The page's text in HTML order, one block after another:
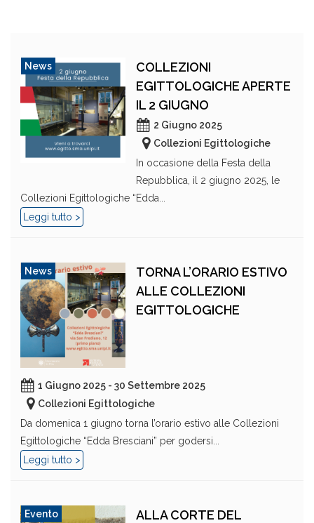
News
COLLEZIONI
EGITTOLOGICHE APERTE
IL 2 GIUGNO
2 Giugno 2025
Collezioni Egittologiche
In occasione della Festa della
Repubblica, il 2 giugno 2025, le
Collezioni Egittologiche “Edda...
Leggi tutto >
News
TORNA L’ORARIO ESTIVO
ALLE COLLEZIONI
EGITTOLOGICHE
1 Giugno 2025 - 30 Settembre 2025
Collezioni Egittologiche
Da domenica 1 giugno torna l’orario estivo alle Collezioni
Egittologiche “Edda Bresciani” per godersi...
Leggi tutto >
Evento
ALLA CORTE DEL